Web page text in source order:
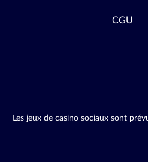
CGU
Les jeux de casino sociaux sont